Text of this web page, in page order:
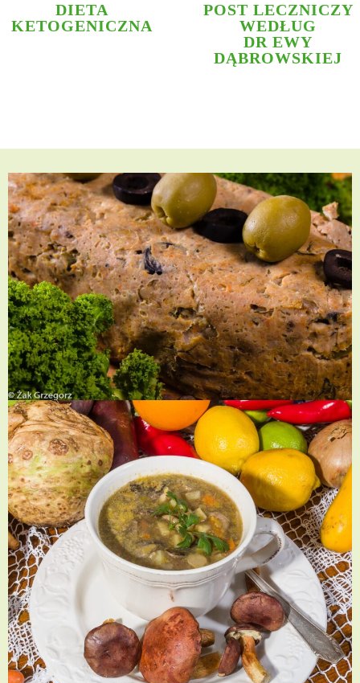
DIETA
KETOGENICZNA
POST LECZNICZY
WEDŁUG
DR EWY
DĄBROWSKIEJ